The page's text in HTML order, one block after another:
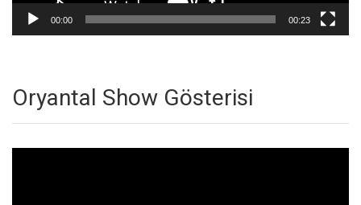
00:00 00:23
Oryantal Show Gösterisi